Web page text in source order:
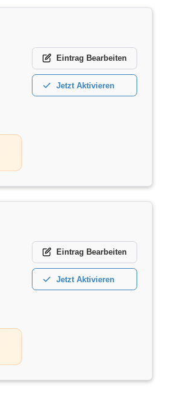
Eintrag Bearbeiten
Jetzt Aktivieren
Eintrag Bearbeiten
Jetzt Aktivieren